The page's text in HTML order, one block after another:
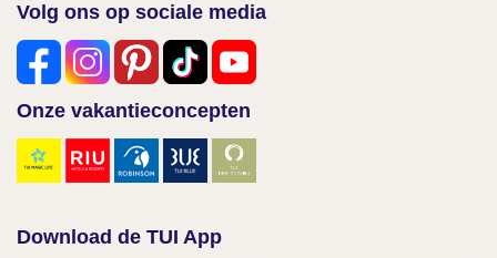
Volg ons op sociale media
Onze vakantieconcepten
Download de TUI App